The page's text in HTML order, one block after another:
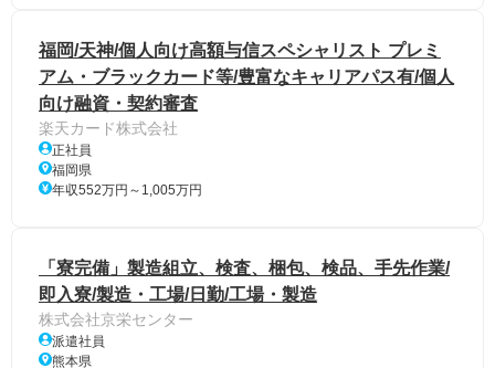
福岡/天神/個人向け高額与信スペシャリスト プレミ
アム・ブラックカード等/豊富なキャリアパス有/個人
向け融資・契約審査
楽天カード株式会社
正社員
福岡県
年収552万円～1,005万円
「寮完備」製造組立、検査、梱包、検品、手先作業/
即入寮/製造・工場/日勤/工場・製造
株式会社京栄センター
派遣社員
熊本県